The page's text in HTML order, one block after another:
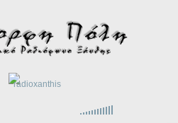
radioxanthis